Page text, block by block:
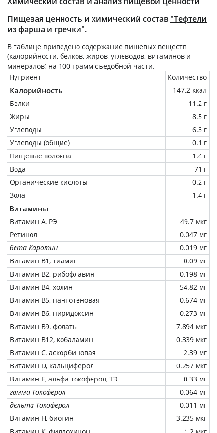
Пищевая ценность и химический состав "Тефтели
из фарша и гречки".
В таблице приведено содержание пищевых веществ
(калорийности, белков, жиров, углеводов, витаминов и
минералов) на 100 грамм съедобной части.
Нутриент
Количество
Калорийность
147.2 ккал
Белки
11.2 г
Жиры
8.5 г
Углеводы
6.3 г
Углеводы (общие)
0.1 г
Пищевые волокна
1.4 г
Вода
71 г
Органические кислоты
0.2 г
Зола
1.4 г
Витамины
Витамин А, РЭ
49.7 мкг
Ретинол
0.047 мг
бета Каротин
0.019 мг
Витамин В1, тиамин
0.09 мг
Витамин В2, рибофлавин
0.198 мг
Витамин В4, холин
54.82 мг
Витамин В5, пантотеновая
0.674 мг
Витамин В6, пиридоксин
0.273 мг
Витамин В9, фолаты
7.894 мкг
Витамин В12, кобаламин
0.339 мкг
Витамин C, аскорбиновая
2.39 мг
Витамин D, кальциферол
0.257 мкг
Витамин Е, альфа токоферол, ТЭ
0.33 мг
гамма Токоферол
0.064 мг
дельта Токоферол
0.011 мг
Витамин Н, биотин
3.235 мкг